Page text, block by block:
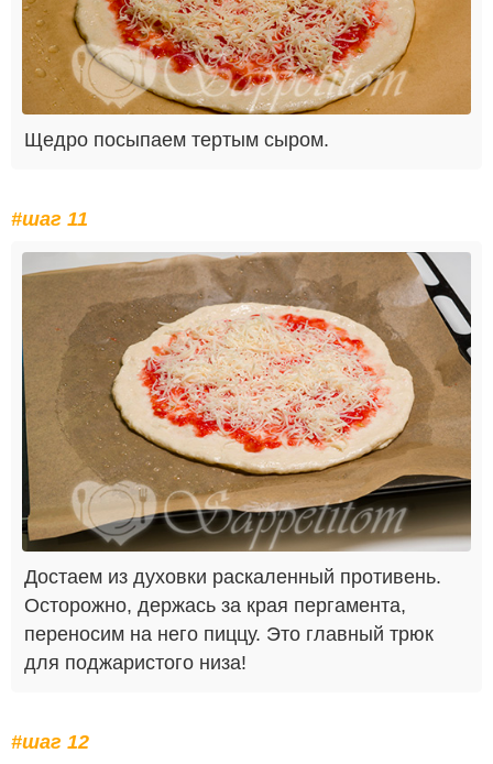
Щедро посыпаем тертым сыром.
#шаг 11
Достаем из духовки раскаленный противень.
Осторожно, держась за края пергамента,
переносим на него пиццу. Это главный трюк
для поджаристого низа!
#шаг 12